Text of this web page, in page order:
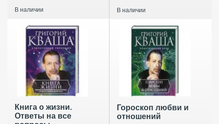
В наличии В наличии
Книга о жизни.
Ответы на все
Гороскоп любви и
отношений